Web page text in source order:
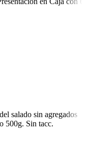
salado sin agregados
500g. Sin tacc.